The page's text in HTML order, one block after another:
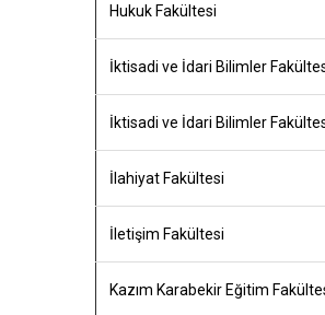
Hukuk Fakültesi
İktisadi ve İdari Bilimler
İktisadi ve İdari Bilimler
İlahiyat Fakültesi
İletişim Fakültesi
Kazım Karabekir Eğitim